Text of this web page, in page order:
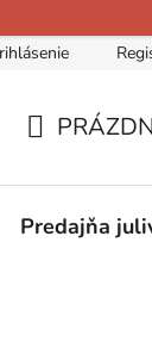
O nás
KOŠÍK
Predajňa